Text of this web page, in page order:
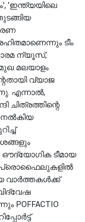
'ഇന്ത്യയിലെ
ടീം
ന്യൂസ്,
മലയാളം
വ്യാജ
എന്നാൽ,
ചിത്രത്തിന്റെ
നൽകിയ
ഔദ്യോഗിക ടീമായ
പ്രൊഫൈലുകളിൽ
വാർത്തകൾക്ക്
POFFACTIO